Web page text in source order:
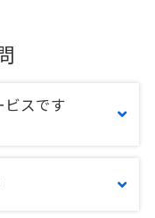
ビスです